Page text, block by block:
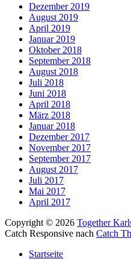
Dezember 2019
August 2019
April 2019
Januar 2019
Oktober 2018
September 2018
August 2018
Juli 2018
Juni 2018
April 2018
März 2018
Januar 2018
Dezember 2017
November 2017
September 2017
August 2017
Juli 2017
Mai 2017
April 2017
Copyright © 2026 Together
Catch Responsive nach Catch
oben
Startseite